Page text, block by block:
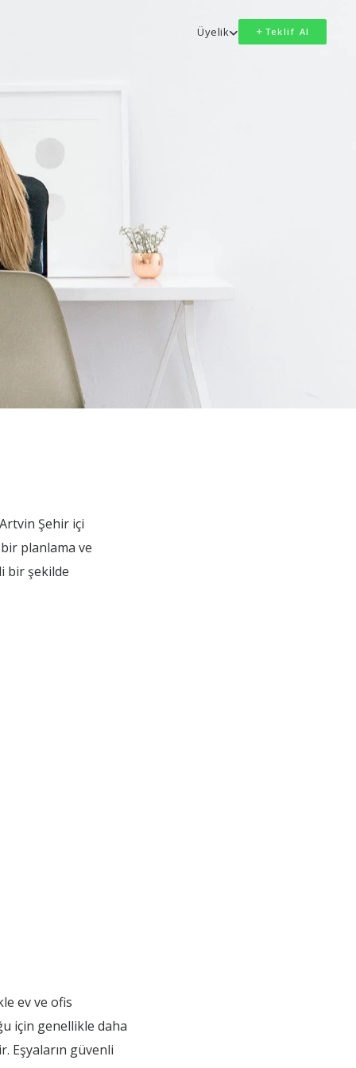
Üyelik Teklif Al
Şehir içi
bir planlama ve
bir şekilde
ev ve ofis
için genellikle daha
Eşyaların güvenli